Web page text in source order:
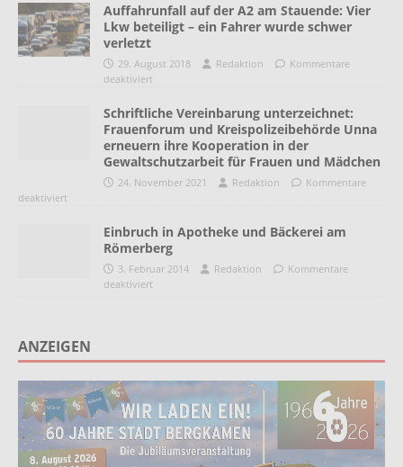
Auffahrunfall auf der A2 am Stauende: Vier
Lkw beteiligt – ein Fahrer wurde schwer
verletzt
29. August 2018 Redaktion
Kommentare
deaktiviert
Schriftliche Vereinbarung unterzeichnet:
Frauenforum und Kreispolizeibehörde Unna
erneuern ihre Kooperation in der
Gewaltschutzarbeit für Frauen und Mädchen
24. November 2021 Redaktion
Kommentare
deaktiviert
Einbruch in Apotheke und Bäckerei am
Römerberg
3. Februar 2014 Redaktion
Kommentare
deaktiviert
ANZEIGEN